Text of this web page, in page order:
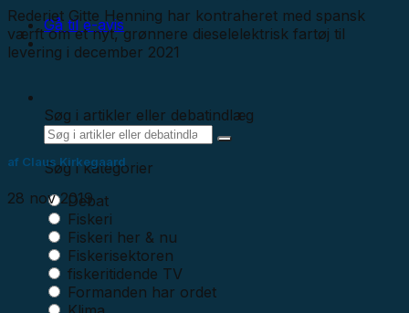
Gå til e-avis
Søg i artikler eller debatindlæg
Søg i kategorier
Debat
Fiskeri
Fiskeri her & nu
Fiskerisektoren
fiskeritidende TV
Formanden har ordet
Rederiet Gitte Henning har kontraheret med spansk
værft om et nyt, grønnere dieselelektrisk fartøj til
levering i december 2021
af Claus Kirkegaard
28 nov 2019